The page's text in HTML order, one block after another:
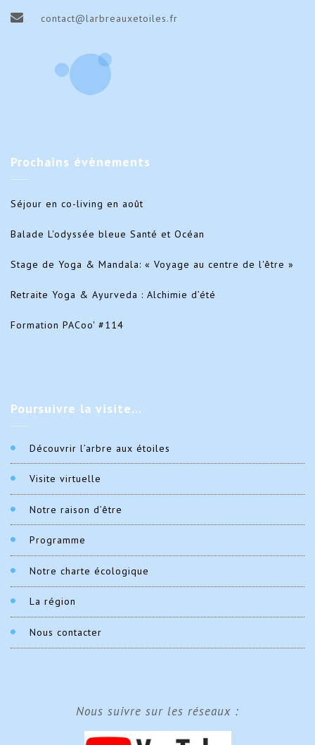
contact@larbreauxetoiles.fr
Prochains évènements
Séjour en co-living en août
Balade L'odyssée bleue Santé et Océan
Stage de Yoga & Mandala: « Voyage au centre de l'être »
Retraite Yoga & Ayurveda : Alchimie d’été
Formation PACoo' #114
Poursuivre la visite…
Découvrir l’arbre aux étoiles
Visite virtuelle
Notre raison d’être
Programme
Notre charte écologique
La région
Nous contacter
Nous suivre sur les réseaux :